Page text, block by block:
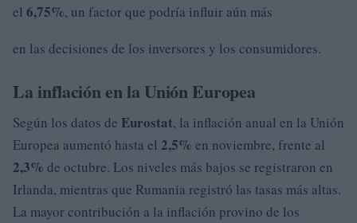
el 6,75%, un factor que podría influir aún más
en las decisiones de los inversores y los consumidores.
La inflación en la Unión Europea
Según los datos de Eurostat, la inflación anual en la Unión
Europea aumentó hasta el 2,5% en noviembre, frente al
2,3% de octubre. Los niveles más bajos se registraron en
Irlanda, mientras que Rumania registró las tasas más altas.
La mayor contribución a la inflación provino de los